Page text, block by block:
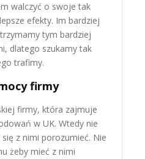
walczyć o swoje tak
efekty. Im bardziej
tym bardziej
dlatego szukamy tak
trafimy.
firmy
firmy, która zajmuje
w UK. Wtedy nie
z nimi porozumieć. Nie
żeby mieć z nimi